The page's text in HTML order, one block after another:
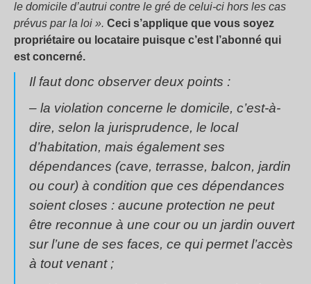
le domicile d’autrui contre le gré de celui-ci hors les cas
prévus par la loi ». Ceci s’applique que vous soyez
propriétaire ou locataire puisque c’est l’abonné qui
est concerné.
Il faut donc observer deux points :
– la violation concerne le domicile, c’est-à-
dire, selon la jurisprudence, le local
d’habitation, mais également ses
dépendances (cave, terrasse, balcon, jardin
ou cour) à condition que ces dépendances
soient closes : aucune protection ne peut
être reconnue à une cour ou un jardin ouvert
sur l’une de ses faces, ce qui permet l’accès
à tout venant ;